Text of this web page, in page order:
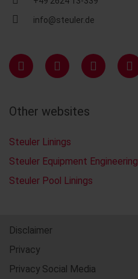
info@steuler.de
Other websites
Steuler Linings
Steuler Equipment Engineering
Steuler Pool Linings
Disclaimer
Privacy
Privacy Social Media